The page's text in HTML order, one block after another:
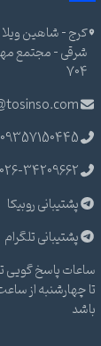
کرج - شاهین
704
09357150445
026-34209662
پشتیبانی روبیکا
پشتیبانی تلگرام
ساعات پاسخ گویی
باشد